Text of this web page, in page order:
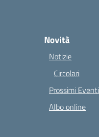
Novità
Notizie
Circolari
Prossimi Eventi
Albo online